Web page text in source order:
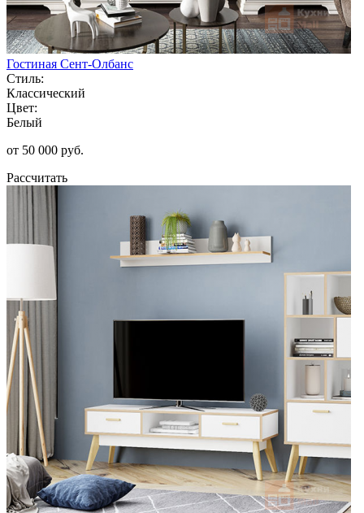
Гостиная Сент-Олбанс
Стиль:
Классический
Цвет:
Белый
от 50 000 руб.
Рассчитать